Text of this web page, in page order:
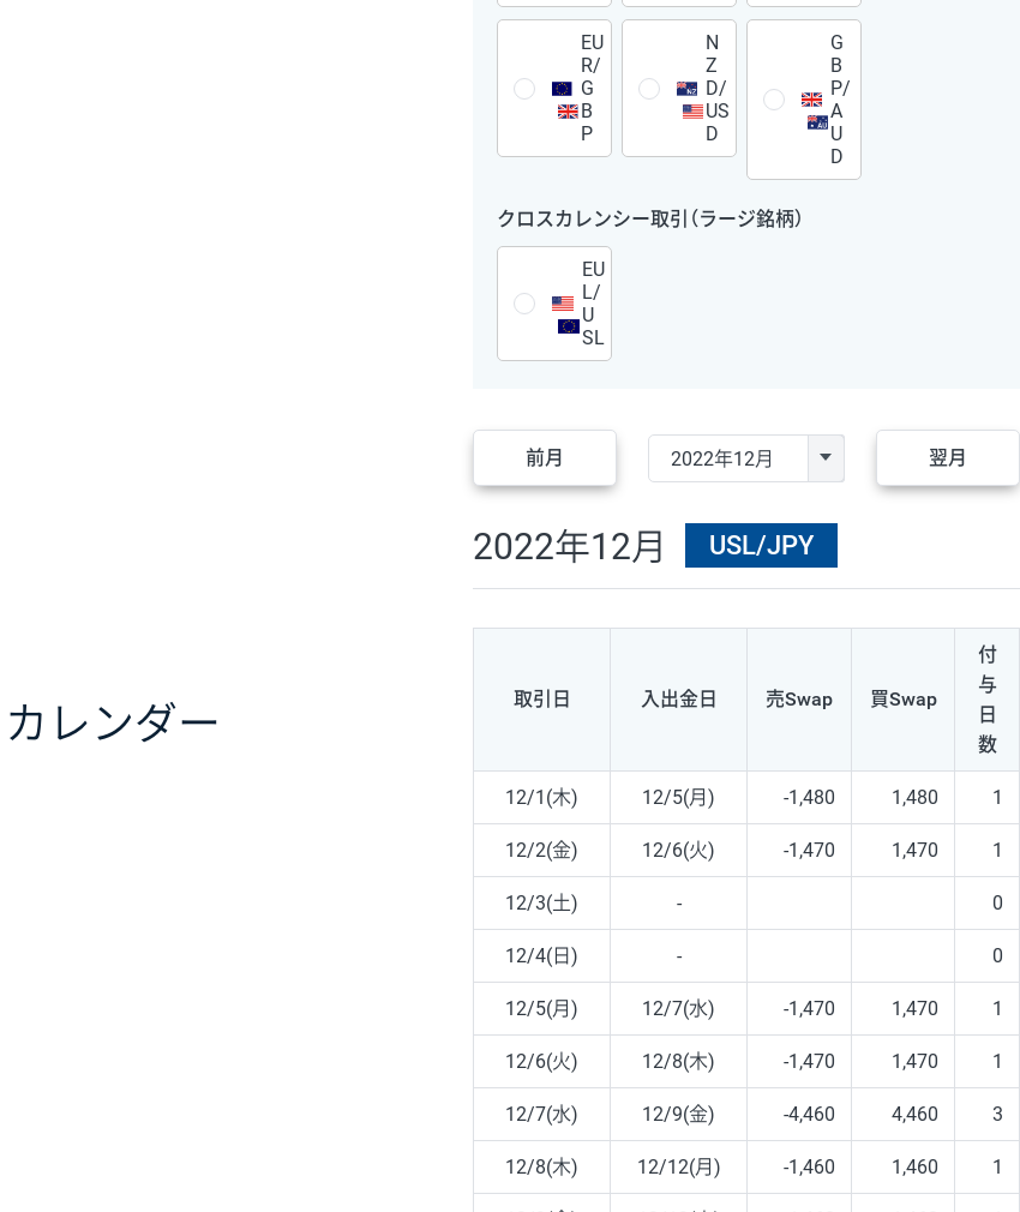
カレンダー
EU
R/
G
B
P
N
Z
D/
US
D
G
B
P/
A
U
D
クロスカレンシー取引（ラージ銘柄）
EU
L/
U
SL
前月 翌月
2022年12月 USL/JPY
取引日 入出金日 売Swap 買Swap
付
与
日
数
12/1(木) 12/5(月) -1,480 1,480 1
12/2(金) 12/6(火) -1,470 1,470 1
12/3(土) - 0
12/4(日) - 0
12/5(月) 12/7(水) -1,470 1,470 1
12/6(火) 12/8(木) -1,470 1,470 1
12/7(水) 12/9(金) -4,460 4,460 3
12/8(木) 12/12(月) -1,460 1,460 1